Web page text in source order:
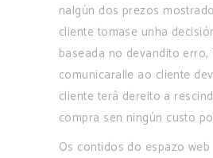
nalgún dos prezos
cliente tomase unha
baseada no devandito erro,
comunicaralle ao cliente
cliente terá dereito a
compra sen ningún custo
Os contidos do espazo web